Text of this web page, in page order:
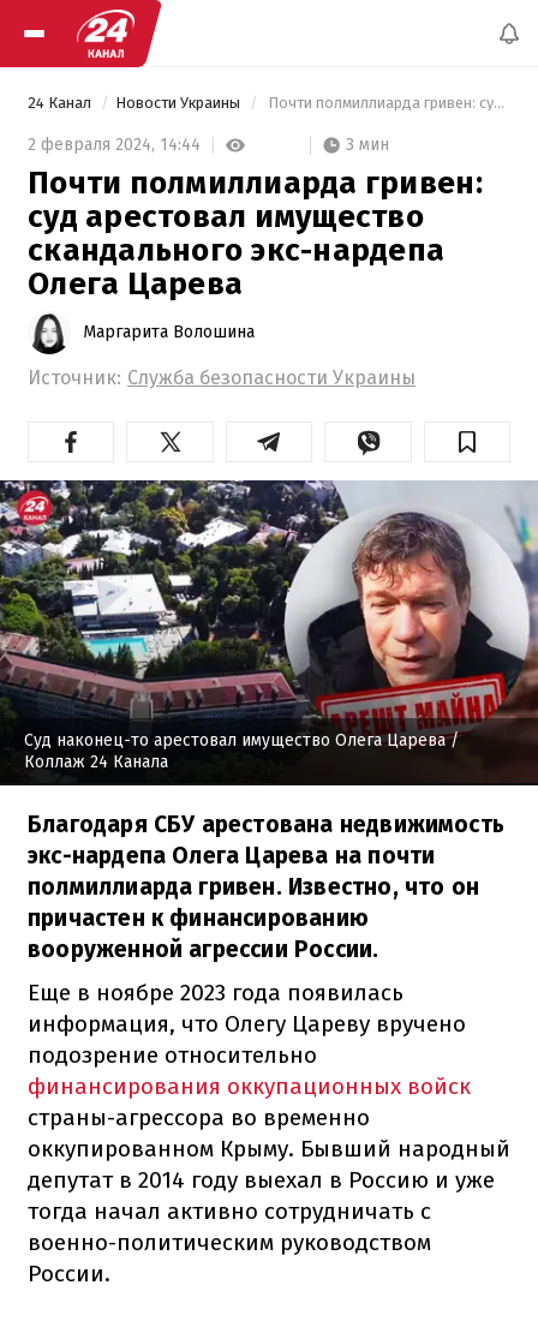
24 Канал Новости Украины Почти полмиллиарда гривен: суд арестовал имущество скандального экс-нардепа Олега Царева
2 февраля 2024, 14:44 3 мин
Почти полмиллиарда гривен:
суд арестовал имущество
скандального экс-нардепа
Олега Царева
Маргарита Волошина
Источник: Служба безопасности Украины
Суд наконец-то арестовал имущество Олега Царева/
Коллаж 24 Канала
Благодаря СБУ арестована недвижимость
экс-нардепа Олега Царева на почти
полмиллиарда гривен. Известно, что он
причастен к финансированию
вооруженной агрессии России.
Еще в ноябре 2023 года появилась
информация, что Олегу Цареву вручено
подозрение относительно
финансирования оккупационных войск
страны-агрессора во временно
оккупированном Крыму. Бывший народный
депутат в 2014 году выехал в Россию и уже
тогда начал активно сотрудничать с
военно-политическим руководством
России.